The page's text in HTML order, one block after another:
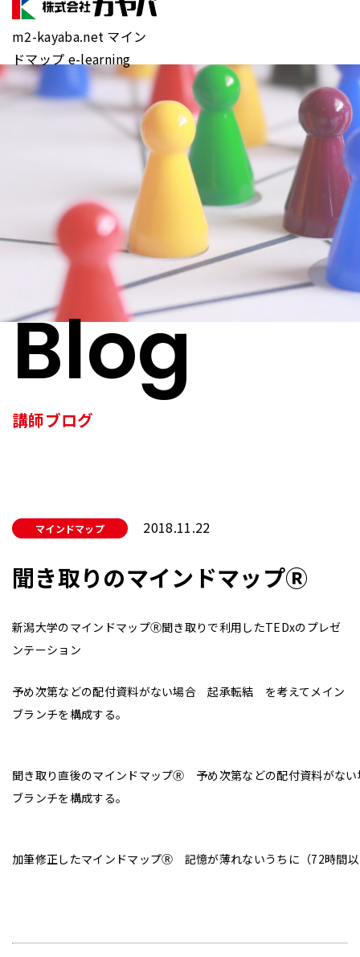
m2-kayaba.net マイン
ドマップ e-learning
Blog
講師ブログ
マインドマップ 2018.11.22
聞き取りのマインドマップⓇ
新潟大学のマインドマップⓇ聞き取りで利用したTEDxのプレゼ
ンテーション
予め次第などの配付資料がない場合 起承転結 を考えてメイン
ブランチを構成する。
聞き取り直後のマインドマップⓇ 予め次第などの配付資料がな
ブランチを構成する。
加筆修正したマインドマップⓇ 記憶が薄れないうちに（72時間